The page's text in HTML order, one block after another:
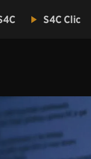
S4C Clic